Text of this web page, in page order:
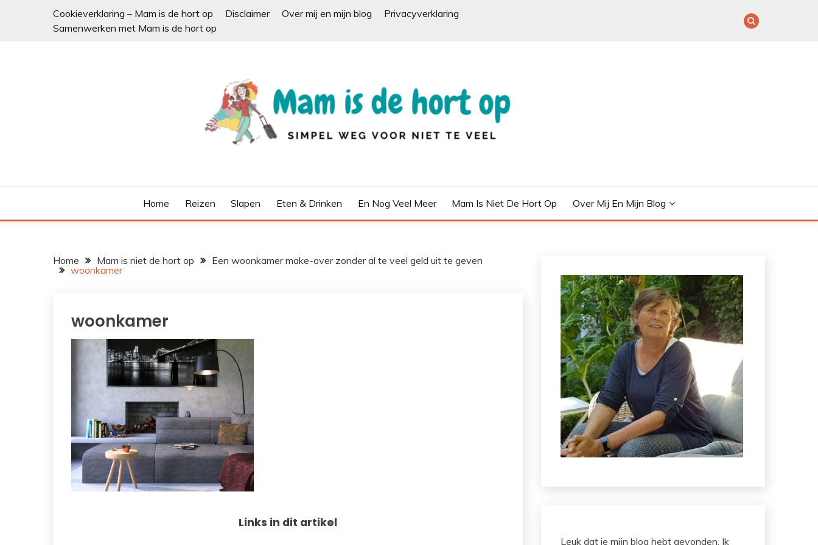
Cookieverklaring – Mam is de hort op Disclaimer Over mij en mijn blog
Privacyverklaring
Samenwerken met Mam is de hort op
Home Reizen Slapen Eten & Drinken En Nog Veel Meer Mam Is Niet De Hort Op Over Mij En Mijn Blog
Home Mam is niet de hort op
Een woonkamer make-over zonder al te veel geld uit te geven
woonkamer
woonkamer
Links in dit artikel
Leuk dat je mijn blog hebt gevonden. Ik